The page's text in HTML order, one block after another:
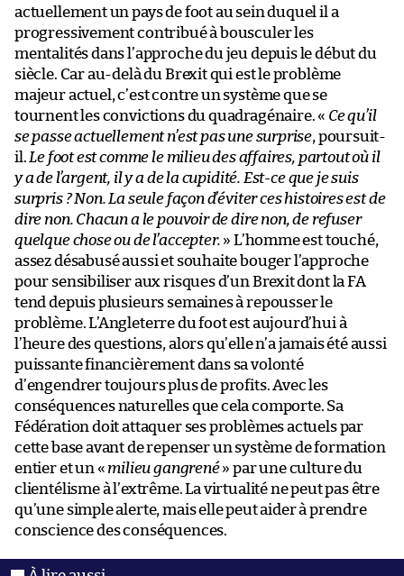
actuellement un pays de foot au sein duquel il a
progressivement contribué à bousculer les
mentalités dans l’approche du jeu depuis le début du
siècle. Car au-delà du Brexit qui est le problème
majeur actuel, c’est contre un système que se
tournent les convictions du quadragénaire. « Ce qu’il
se passe actuellement n’est pas une surprise, poursuit-
il. Le foot est comme le milieu des affaires, partout où il
y a de l’argent, il y a de la cupidité. Est-ce que je suis
surpris ? Non. La seule façon d’éviter ces histoires est de
dire non. Chacun a le pouvoir de dire non, de refuser
quelque chose ou de l’accepter. » L’homme est touché,
assez désabusé aussi et souhaite bouger l’approche
pour sensibiliser aux risques d’un Brexit dont la FA
tend depuis plusieurs semaines à repousser le
problème. L’Angleterre du foot est aujourd’hui à
l’heure des questions, alors qu’elle n’a jamais été aussi
puissante financièrement dans sa volonté
d’engendrer toujours plus de profits. Avec les
conséquences naturelles que cela comporte. Sa
Fédération doit attaquer ses problèmes actuels par
cette base avant de repenser un système de formation
entier et un « milieu gangrené» par une culture du
clientélisme à l’extrême. La virtualité ne peut pas être
qu’une simple alerte, mais elle peut aider à prendre
conscience des conséquences.